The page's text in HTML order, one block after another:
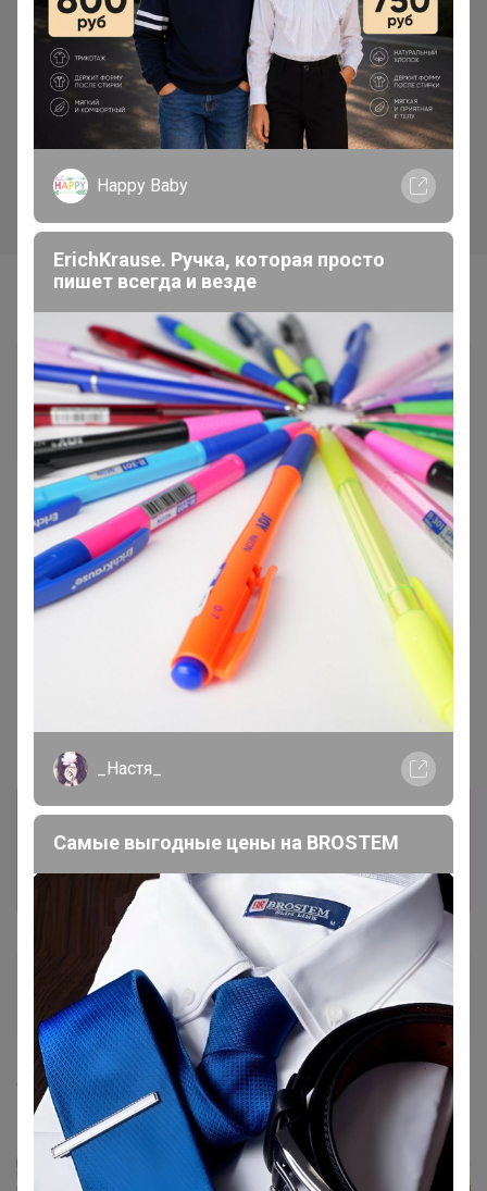
Хит
370р
Смесь Сырная для
приготовления хлебо-
булочных изделий (аналог
Боу де Кежо), 1 кг
Скидка
338р
Бумага для выпекания
38*50м с 2сторонней
силиконизацией Горница,
коричн/белая, рул
Самые желанные
Хит
Хит
376р
ТЕГРАЛ МОЙСТ
ШОКОЛАДНЫЙ КЕЙК смесь
д/шок.кекса 1 кг
Информация о заказах доступна
лишь членам клуба
Показать
Артемида
Бронзовый организатор
6 апреля, 2023 08:57
Happy Baby
ErichKrause. Ручка, которая просто
пишет всегда и везде
_Настя_
Самые выгодные цены на BROSTEM